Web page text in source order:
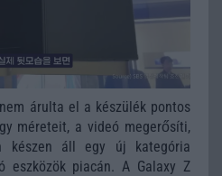
árulta el a készülék pontos
méreteit, a videó megerősíti,
készen áll egy új kategória
eszközök piacán. A Galaxy Z